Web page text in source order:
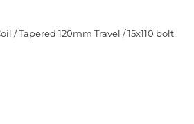
/ Tapered 120mm Travel / 15x110 bolt